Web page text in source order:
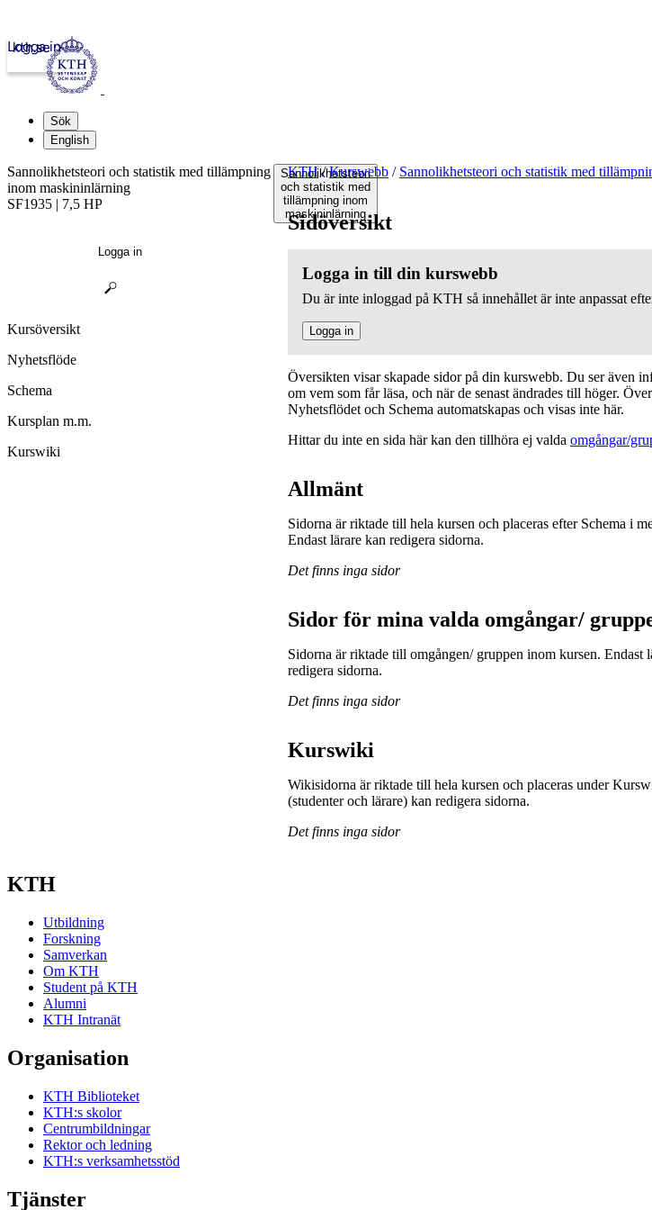
kth.se
Logga in
Sök
English
Sannolikhetsteori
och statistik med
tillämpning inom
maskininlärning
KTH / Kurswebb / Sannolikhetsteori och statistik med
Sidöversikt
Logga in till din kurswebb
Du är inte inloggad på KTH så innehållet är inte anpassat
Logga in
Översikten visar skapade sidor på din kurswebb. Du ser även
om vem som får läsa, och när de senast ändrades till höger.
Nyhetsflödet och Schema automatskapas och visas inte här.
Hittar du inte en sida här kan den tillhöra ej valda omgångar/
Allmänt
Sidorna är riktade till hela kursen och placeras efter Schema i
Endast lärare kan redigera sidorna.
Det finns inga sidor
Sidor för mina valda omgångar/
Sidorna är riktade till omgången/ gruppen inom kursen. Endast
redigera sidorna.
Det finns inga sidor
Kurswiki
Wikisidorna är riktade till hela kursen och placeras under
(studenter och lärare) kan redigera sidorna.
Det finns inga sidor
Sannolikhetsteori och statistik med tillämpning
inom maskininlärning
SF1935 | 7,5 HP
Logga in
Kursöversikt
Nyhetsflöde
Schema
Kursplan m.m.
Kurswiki
KTH
Utbildning
Forskning
Samverkan
Om KTH
Student på KTH
Alumni
KTH Intranät
Organisation
KTH Biblioteket
KTH:s skolor
Centrumbildningar
Rektor och ledning
KTH:s verksamhetsstöd
Tjänster